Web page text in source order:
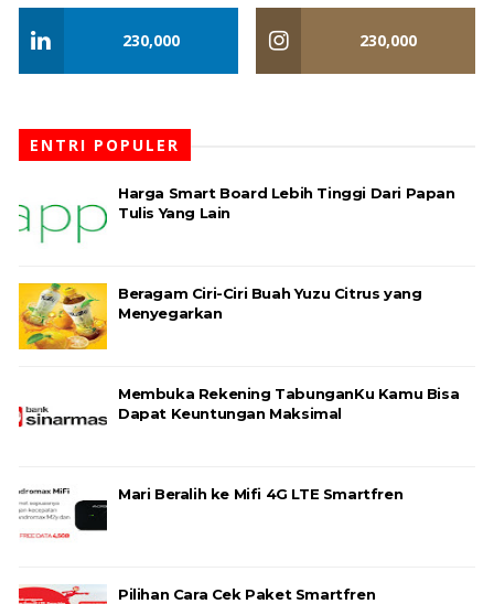
230,000 230,000
ENTRI POPULER
Harga Smart Board Lebih Tinggi Dari Papan
Tulis Yang Lain
Beragam Ciri-Ciri Buah Yuzu Citrus yang
Menyegarkan
Membuka Rekening TabunganKu Kamu Bisa
Dapat Keuntungan Maksimal
Mari Beralih ke Mifi 4G LTE Smartfren
Pilihan Cara Cek Paket Smartfren